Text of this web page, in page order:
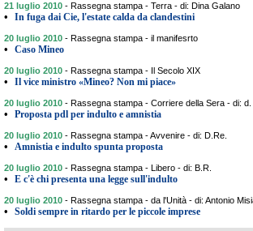
21 luglio 2010 - Rassegna stampa - Terra - di: Dina Galano
• In fuga dai Cie, l'estate calda da clandestini
20 luglio 2010 - Rassegna stampa - il manifesrto
• Caso Mineo
20 luglio 2010 - Rassegna stampa - Il Secolo XIX
• Il vice ministro «Mineo? Non mi piace»
20 luglio 2010 - Rassegna stampa - Corriere della Sera - di: d.
• Proposta pdl per indulto e amnistia
20 luglio 2010 - Rassegna stampa - Avvenire - di: D.Re.
• Amnistia e indulto spunta proposta
20 luglio 2010 - Rassegna stampa - Libero - di: B.R.
• E c'è chi presenta una legge sull'indulto
20 luglio 2010 - Rassegna stampa - da l'Unità - di: Antonio
• Soldi sempre in ritardo per le piccole imprese